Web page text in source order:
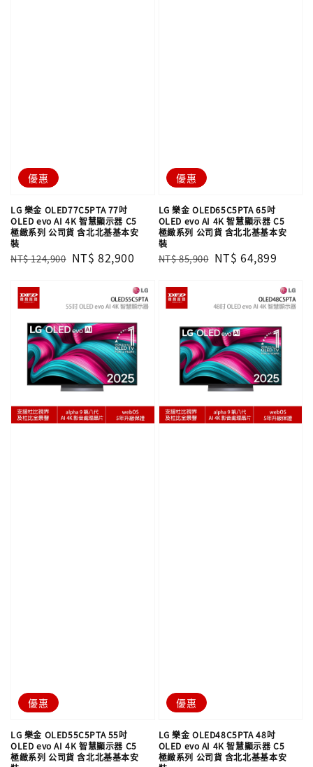
優惠
LG 樂金 OLED77C5PTA 77吋
OLED evo AI 4K 智慧顯示器 C5
極緻系列 公司貨 含北北基基本安
裝
Regular
NT$ 124,900 Sale
NT$ 82,900
優惠
LG 樂金 OLED65C5PTA 65吋
OLED evo AI 4K 智慧顯示器 C5
極緻系列 公司貨 含北北基基本安
裝
Regular
NT$ 85,900 Sale
NT$ 64,899
優惠
LG 樂金 OLED55C5PTA 55吋
OLED evo AI 4K 智慧顯示器 C5
極緻系列 公司貨 含北北基基本安
優惠
LG 樂金 OLED48C5PTA 48吋
OLED evo AI 4K 智慧顯示器 C5
極緻系列 公司貨 含北北基基本安